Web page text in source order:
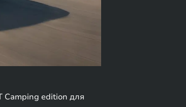
Camping edition для